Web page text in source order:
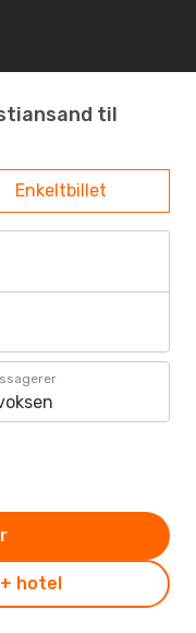
til
Enkeltbillet
hotel